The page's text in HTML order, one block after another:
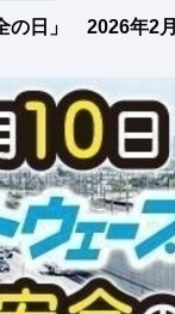
の日」 2026年2月